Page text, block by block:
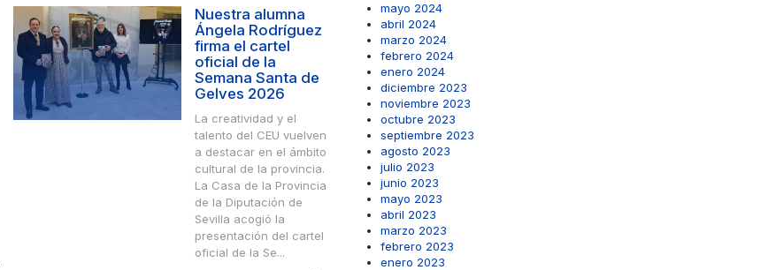
Nuestra alumna
Ángela Rodríguez
firma el cartel
oficial de la
Semana Santa de
Gelves 2026
La creatividad y el
talento del CEU vuelven
a destacar en el ámbito
cultural de la provincia.
La Casa de la Provincia
de la Diputación de
Sevilla acogió la
presentación del cartel
oficial de la Se...
mayo 2024
abril 2024
marzo 2024
febrero 2024
enero 2024
diciembre 2023
noviembre 2023
octubre 2023
septiembre 2023
agosto 2023
julio 2023
junio 2023
mayo 2023
abril 2023
marzo 2023
febrero 2023
enero 2023